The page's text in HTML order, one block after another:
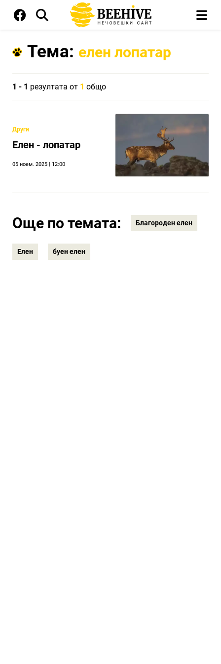
Тема: елен лопатар
1 - 1 резултата от 1 общо
Други
Eлен - лопатар
05 ноем. 2025 | 12:00
Още по темата: Благороден елен
Елен буен елен